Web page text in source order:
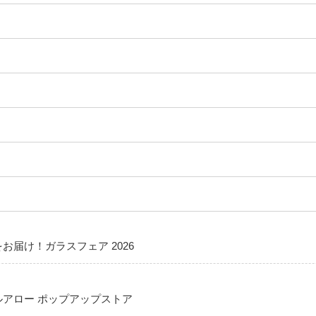
届け！ガラスフェア 2026
ロー ポップアップストア